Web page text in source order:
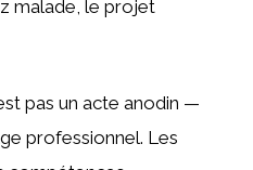
malade, le projet
pas un acte anodin —
professionnel. Les